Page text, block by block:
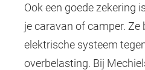
Ook een goede zekering
je caravan of camper. Ze
elektrische systeem
overbelasting. Bij